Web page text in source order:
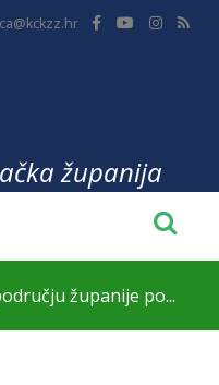
županija
županije po...